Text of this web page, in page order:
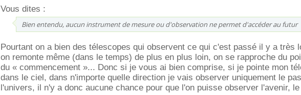
Vous dites :
Bien entendu, aucun instrument de mesure ou d'observation ne permet d'accéder au futur
Pourtant on a bien des télescopes qui observent ce qui c'est passé il y a très
on remonte même (dans le temps) de plus en plus loin, on se rapproche du
du « commencement »... Donc si je vous ai bien comprise, si je pointe mon
dans le ciel, dans n'importe quelle direction je vais observer uniquement le
l'univers, il n'y a donc aucune chance pour que l'on puisse observer l'avenir,